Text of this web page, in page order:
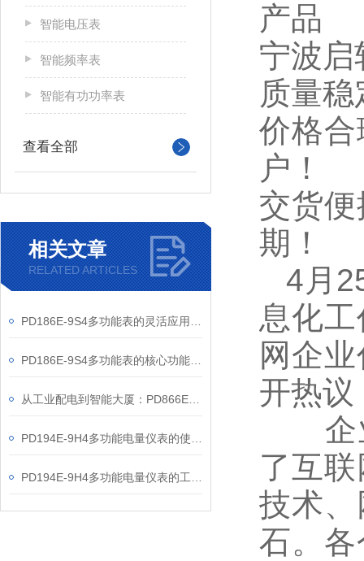
智能电压表
智能频率表
智能有功功率表
查看全部
相关文章
RELATED ARTICLES
产品
宁波启
质量
价格
户！
交货
期！
4 月
息化
网企
开热议
企业
了互
技术
石。